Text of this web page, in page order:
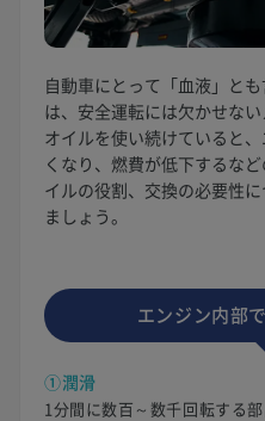
自動車にとって「血液」と
は、安全運転には欠かせな
オイルを使い続けていると
くなり、燃費が低下するな
イルの役割、交換の必要性
ましょう。
エンジン内部
①潤滑
1分間に数百～数千回転する